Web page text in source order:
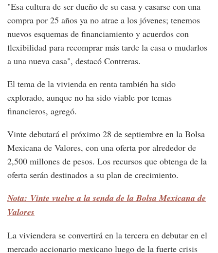
"Esa cultura de ser dueño de su casa y casarse con una
compra por 25 años ya no atrae a los jóvenes; tenemos
nuevos esquemas de financiamiento y acuerdos con
flexibilidad para recomprar más tarde la casa o mudarlos
a una nueva casa", destacó Contreras.
El tema de la vivienda en renta también ha sido
explorado, aunque no ha sido viable por temas
financieros, agregó.
Vinte debutará el próximo 28 de septiembre en la Bolsa
Mexicana de Valores, con una oferta por alrededor de
2,500 millones de pesos. Los recursos que obtenga de la
oferta serán destinados a su plan de crecimiento.
Nota: Vinte vuelve a la senda de la Bolsa Mexicana de
Valores
La viviendera se convertirá en la tercera en debutar en el
mercado accionario mexicano luego de la fuerte crisis